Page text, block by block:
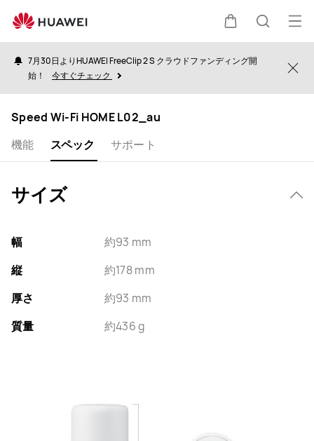
カ
検
オ
プ
ン
ュ
7月30日よりHUAWEI FreeClip 2 S クラウドファンディング開
始！
今すぐチェック
Speed Wi-Fi HOME L02_au
機能
スペック サポート
サイズ
幅
約93 mm
縦
約178 mm
厚さ
約93 mm
質量
約436 g